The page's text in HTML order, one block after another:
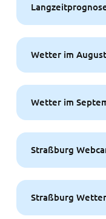
Wetter im August
Wetter im
Straßburg
Straßburg